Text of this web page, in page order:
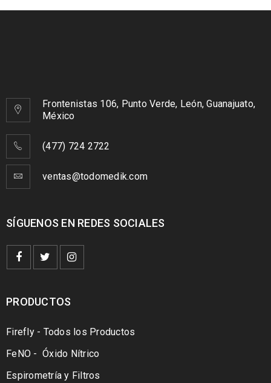
Frontenistas 106, Punto Verde, León, Guanajuato,
México
(477) 724 2722
ventas@todomedik.com
SÍGUENOS EN REDES SOCIALES
PRODUCTOS
Firefly - Todos los Productos
FeNO - Óxido Nítrico
Espirometría y Filtros